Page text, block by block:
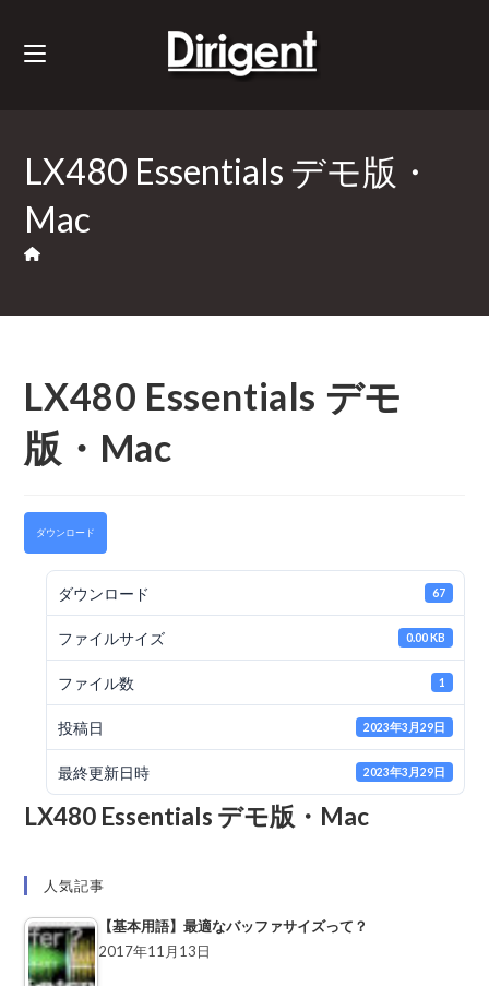
LX480 Essentials デモ版・
Mac
LX480 Essentials デモ
版・Mac
ダウンロード
ダウンロード 67
ファイルサイズ 0.00 KB
ファイル数 1
投稿日 2023年3月29日
最終更新日時 2023年3月29日
LX480 Essentials デモ版・Mac
人気記事
【基本用語】最適なバッファサイズって？
2017年11月13日